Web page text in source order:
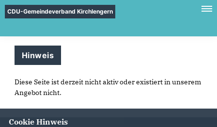
CDU-Gemeindeverband Kirchlengern
Hinweis
Diese Seite ist derzeit nicht aktiv oder existiert in unserem
Angebot nicht.
Cookie Hinweis